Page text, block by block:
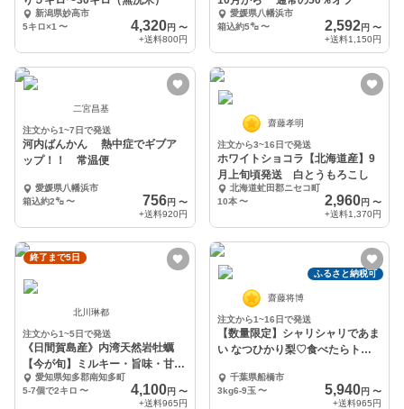
新潟県妙高市
5キロ×1 〜 4,320円 〜
+送料800円
愛媛県八幡浜市
箱込約5㌔ 〜 2,592円 〜
+送料1,150円
二宮昌基
注文から1~7日で発送
河内ばんかん 熱中症でギブア
ップ！！ 常温便
愛媛県八幡浜市
箱込約2㌔〜 756円 〜
+送料920円
齋藤孝明
注文から3~16日で発送
ホワイトショコラ【北海道産】9
月上旬頃発送 白とうもろこし
北海道虻田郡ニセコ町
10本 〜 2,960円 〜
+送料1,370円
終了まで5日
北川琳都
注文から1~5日で発送
《日間賀島産》内湾天然岩牡蠣
【今が旬】ミルキー・旨味・甘み
溢れるお歳暮、BBQで
愛知県知多郡南知多町
5-7個で2キロ 〜 4,100円 〜
+送料965円
ふるさと納税可
齋藤将博
注文から1~16日で発送
【数量限定】シャリシャリであま
い なつひかり梨♡食べたらトリ
千葉県船橋市
3kg6-9玉 〜 5,940円 〜
+送料965円